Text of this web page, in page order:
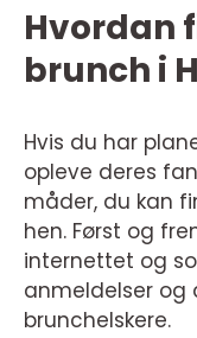
Hvordan
brunch i
Hvis du har
opleve deres
måder, du kan
hen. Først og
internettet og
anmeldelser og
brunchelskere.